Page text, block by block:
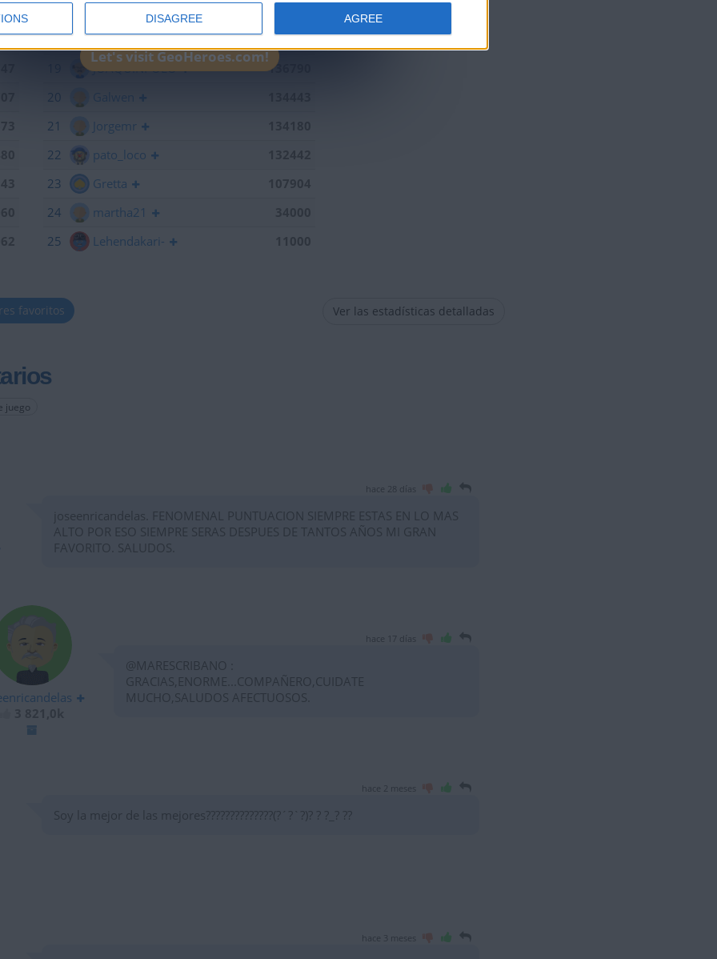
DISAGREE AGREE
18
teresa urzainki
137308
JOAQUINPOLO
136790
20
Galwen
21
Jorgemr
22
pato_loco
23
Gretta
24
martha21
25
Lehendakari-
favoritos Ver las estadísticas detalladas
juego
hace 28 días
joseenricandelas. FENOMENAL PUNTUACION SIEMPRE ESTAS EN LO MAS
ALTO POR ESO SIEMPRE SERAS DESPUES DE TANTOS AÑOS MI GRAN
FAVORITO. SALUDOS.
hace 17 días
@MARESCRIBANO :
GRACIAS,ENORME...COMPAÑERO,CUIDATE
MUCHO,SALUDOS AFECTUOSOS.
hace 2 meses
Soy la mejor de las mejores??????????????(?´?`?)? ? ?_? ??
hace 3 meses
Let's visit GeoHeroes.com!